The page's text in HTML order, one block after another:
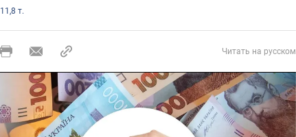
11,8 т.
Читать на русском